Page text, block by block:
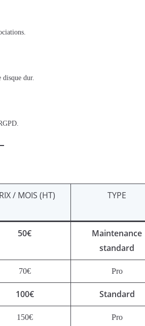
disque dur.
/ MOIS (HT) TYPE
50€
Maintenance
standard
70€ Pro
100€ Standard
150€ Pro